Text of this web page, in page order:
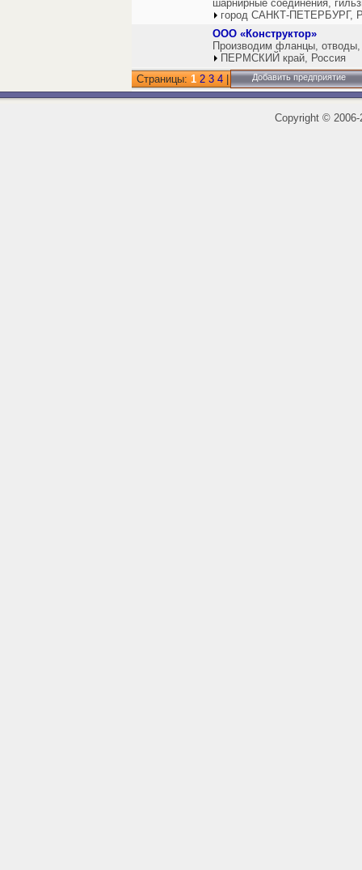
шарнирные соединения,
город САНКТ-ПЕТЕРБУРГ,
ООО «Конструктор»
Производим фланцы, отводы,
ПЕРМСКИЙ край, Россия
Страницы: 1 2 3 4 Добавить предприятие
Copyright ©